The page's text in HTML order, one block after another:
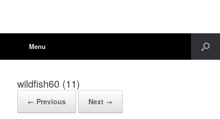
Menu
wildfish60 (11)
← Previous Next →